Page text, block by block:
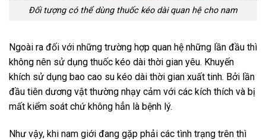
Đối tượng có thể dùng thuốc kéo dài quan hệ cho nam
Ngoài ra đối với những trường hợp quan hệ những lần đầu thì
không nên sử dụng thuốc kéo dài thời gian yêu. Khuyến
khích sử dụng bao cao su kéo dài thời gian xuất tinh. Bởi lần
đầu tiên dương vật thường nhạy cảm với các kích thích và bị
mất kiểm soát chứ không hẳn là bệnh lý.
Như vậy, khi nam giới đang gặp phải các tình trạng trên thì